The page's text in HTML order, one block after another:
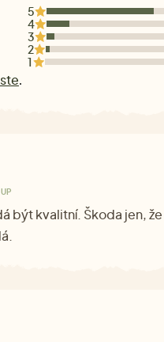
.
5
4
3
2
1
být kvalitní. Škoda jen,